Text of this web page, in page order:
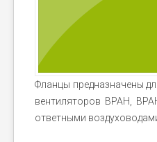
Фланцы предназначены
вентиляторов ВРАН,
ответными